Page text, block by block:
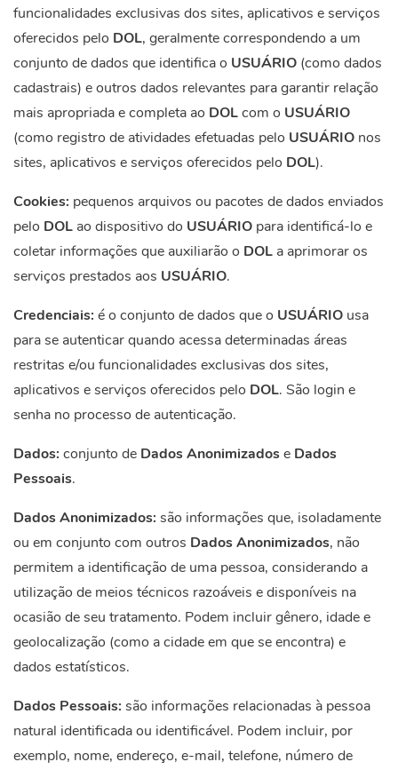
funcionalidades exclusivas dos sites, aplicativos e serviços
oferecidos pelo DOL, geralmente correspondendo a um
conjunto de dados que identifica o USUÁRIO (como dados
cadastrais) e outros dados relevantes para garantir relação
mais apropriada e completa ao DOLcom o USUÁRIO
(como registro de atividades efetuadas pelo USUÁRIO nos
sites, aplicativos e serviços oferecidos pelo DOL).
Cookies: pequenos arquivos ou pacotes de dados enviados
pelo DOL ao dispositivo do USUÁRIO para identificá-lo e
coletar informações que auxiliarão o DOL a aprimorar os
serviços prestados aos USUÁRIO.
Credenciais: é o conjunto de dados que o USUÁRIO usa
para se autenticar quando acessa determinadas áreas
restritas e/ou funcionalidades exclusivas dos sites,
aplicativos e serviços oferecidos pelo DOL. São login e
senha no processo de autenticação.
Dados: conjunto de Dados Anonimizadose Dados
Pessoais.
Dados Anonimizados: são informações que, isoladamente
ou em conjunto com outros Dados Anonimizados, não
permitem a identificação de uma pessoa, considerando a
utilização de meios técnicos razoáveis e disponíveis na
ocasião de seu tratamento. Podem incluir gênero, idade e
geolocalização (como a cidade em que se encontra) e
dados estatísticos.
Dados Pessoais: são informações relacionadas à pessoa
natural identificada ou identificável. Podem incluir, por
exemplo, nome, endereço, e-mail, telefone, número de